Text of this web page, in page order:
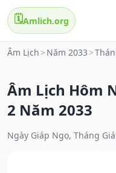
🗓️Amlich.org
Âm Lịch > Năm 2033 >
Âm Lịch Hôm
2 Năm 2033
Ngày Giáp Ngọ, Tháng